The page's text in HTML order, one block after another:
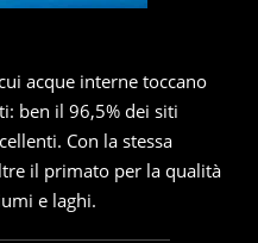
acque interne toccano
ben il 96,5% dei siti
Con la stessa
il primato per la qualità
e laghi.